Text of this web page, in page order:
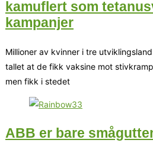
kamuflert som
kampanjer
Millioner av kvinner i tre
tallet at de fikk vaksine mot
men fikk i stedet
ABB er bare